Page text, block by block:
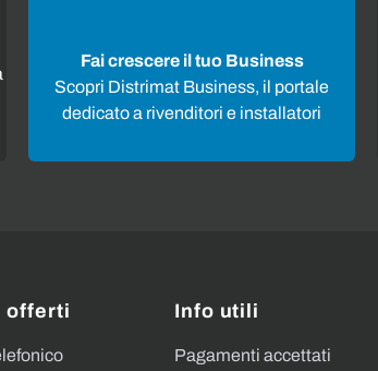
Fai crescere il tuo Business
Scopri Distrimat Business, il portale
dedicato a rivenditori e installatori
offerti Info utili
Pagamenti accettati